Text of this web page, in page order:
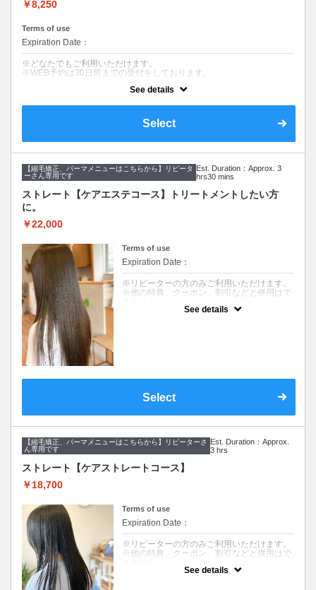
イルを提案します。
【美髪へアエステトリートメント】
９種類の栄養成分と補修成分、コーティング成分で健康的でツヤのある
髪を作ります。髪質やお悩みに合わせて仕上がりをカスタマイズできま
す。
￥8,250
Terms of use
Expiration Date：
※どなたでもご利用いただけます。
※WEB予約は30日前までの受付をしております。
髪のダメージやカラー履歴によって、十分な効果が得られない場合もご
※返答が必要なご質問は公式LINEからお問い合わせをお願いします。
クーポンについて
【コース内容】
デザインカット&血行促進スパ（10分）&シャンプー
【デザインカット】
髪のメンテナンスからイメージチェンジまで幅広くご要望に寄り添いま
す。
丁寧なカウンセリングでお悩みを解決し、お手入れのしやすいヘアスタ
イルを提案します。
10分のマッサージクリームを使ったヘッドスパです。
頭皮環境を守り、リラクゼーション効果があります。
See details
Select
【縮毛矯正、パーマメニューはこちらから】リピータ
ーさん専用です
Est. Duration：Approx. 3
hrs30 mins
ストレート【ケアエステコース】トリートメントしたい方
に。
￥22,000
Terms of use
Expiration Date：
※リピーターの方のみご利用いただけます。
※他の特典、クーポン、割引などと併用はで
※髪のダメージやパーマ、カラー履歴によっ
【コース内容】
【メンテナンスカット】
メンテナンスからデザインまで幅広くお応え
します。
丁寧なカウンセリングでご要望に寄り添いま
す。
を抑える縮毛矯正です。
髪への負担を５０％軽減し、柔らかい仕上が
りでツヤを与えます。
【美髪へアエステトリートメント】
９種類の栄養成分と補修成分、コーティング
成分で健康的でツヤのある髪を作ります。髪
質やお悩みに合わせて仕上がりをカスタマイ
See details
Select
【縮毛矯正、パーマメニューはこちらから】リピーターさ
ん専用です
Est. Duration：Approx.
3 hrs
ストレート【ケアストレートコース】
￥18,700
Terms of use
Expiration Date：
※リピーターの方のみご利用いただけます。
※他の特典、クーポン、割引などと併用はで
※髪のダメージやパーマ、カラー履歴によっ
See details